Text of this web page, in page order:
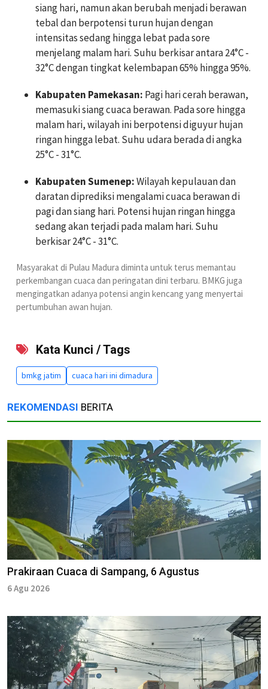
siang hari, namun akan berubah menjadi berawan
tebal dan berpotensi turun hujan dengan
intensitas sedang hingga lebat pada sore
menjelang malam hari. Suhu berkisar antara 24°C -
32°C dengan tingkat kelembapan 65% hingga 95%.
Kabupaten Pamekasan: Pagi hari cerah berawan,
memasuki siang cuaca berawan. Pada sore hingga
malam hari, wilayah ini berpotensi diguyur hujan
ringan hingga lebat. Suhu udara berada di angka
25°C - 31°C.
Kabupaten Sumenep:Wilayah kepulauan dan
daratan diprediksi mengalami cuaca berawan di
pagi dan siang hari. Potensi hujan ringan hingga
sedang akan terjadi pada malam hari. Suhu
berkisar 24°C - 31°C.
Masyarakat di Pulau Madura diminta untuk terus memantau
perkembangan cuaca dan peringatan dini terbaru. BMKG juga
mengingatkan adanya potensi angin kencang yang menyertai
pertumbuhan awan hujan.
Kata Kunci / Tags
bmkg jatim cuaca hari ini dimadura
REKOMENDASI BERITA
Prakiraan Cuaca di Sampang, 6 Agustus
6 Agu 2026